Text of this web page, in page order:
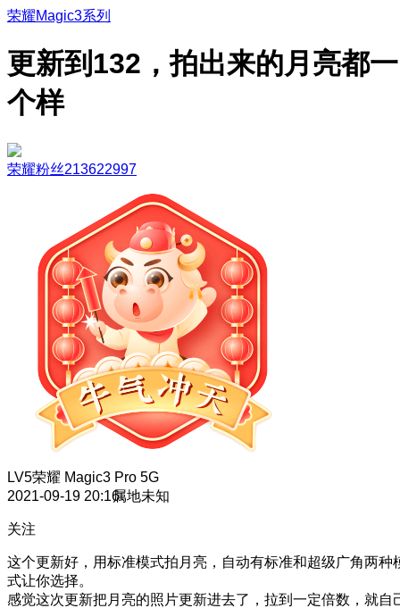
荣耀Magic3系列
更新到132，拍出来的月亮都一
个样
荣耀粉丝213622997
LV5荣耀 Magic3 Pro 5G
2021-09-19 20:16属地未知
关注
这个更新好，用标准模式拍月亮，自动有标准和超级广角两种
式让你选择。
感觉这次更新把月亮的照片更新进去了，拉到一定倍数，就自